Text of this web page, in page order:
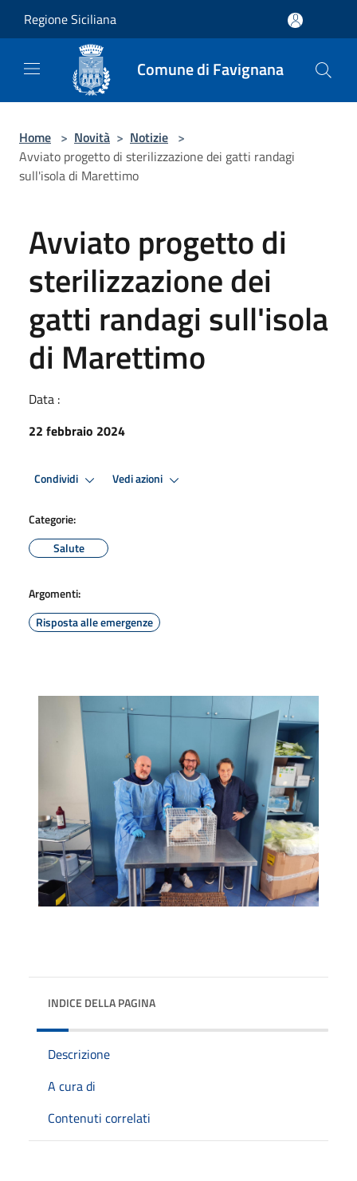
Regione Siciliana
Comune di Favignana
Home > Novità > Notizie >
Avviato progetto di sterilizzazione dei gatti randagi
sull'isola di Marettimo
Avviato progetto di
sterilizzazione dei
gatti randagi sull'isola
di Marettimo
Data :
22 febbraio 2024
Condividi Vedi azioni
Categorie:
Salute
Argomenti:
Risposta alle emergenze
INDICE DELLA PAGINA
Descrizione
A cura di
Contenuti correlati